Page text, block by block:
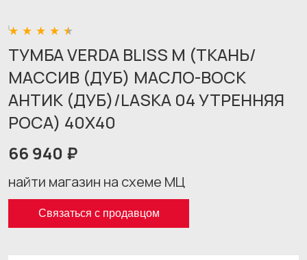
ТУМБА VERDA BLISS M (ТКАНЬ/
МАССИВ (ДУБ) МАСЛО-ВОСК
АНТИК (ДУБ)/LASKA 04 УТРЕННЯЯ
РОСА) 40X40
66 940 ₽
найти магазин на схеме МЦ
Связаться с продавцом